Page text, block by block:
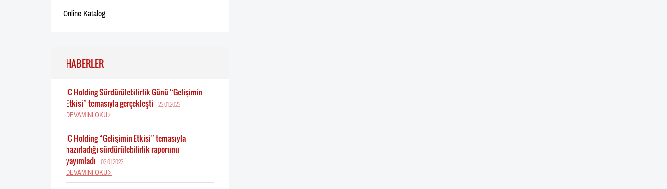
Online Katalog
HABERLER
IC Holding Sürdürülebilirlik Günü “Gelişimin
Etkisi” temasıyla gerçekleşti
23.01.2023
DEVAMINI OKU
IC Holding “Gelişimin Etkisi” temasıyla
hazırladığı sürdürülebilirlik raporunu
yayımladı
03.01.2023
DEVAMINI OKU